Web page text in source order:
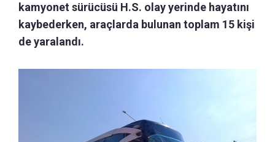
kamyonet sürücüsü H.S. olay yerinde hayatını
kaybederken, araçlarda bulunan toplam 15 kişi
de yaralandı.